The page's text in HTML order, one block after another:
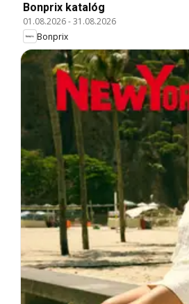
Bonprix katalóg
01.08.2026-31.08.2026
Bonprix